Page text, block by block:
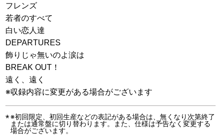
フレンズ
若者のすべて
白い恋人達
DEPARTURES
飾りじゃ無いのよ涙は
BREAK OUT！
遠く、遠く
※収録内容に変更がある場合がございます
※初回限定、初回生産などの表記がある場合は、無くなり次第終了
または通常盤に切り替わります。また、仕様は予告なく変更する
場合がございます。